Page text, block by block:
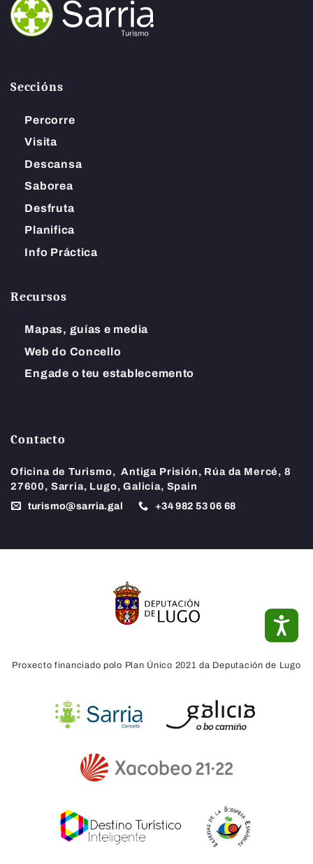
Seccións
Percorre
Visita
Descansa
Saborea
Desfruta
Planifica
Info Práctica
Recursos
Mapas, guías e media
Web do Concello
Engade o teu establecemento
Contacto
Oficina de Turismo, Antiga Prisión, Rúa da Mercé, 8
27600, Sarria, Lugo, Galicia, Spain
turismo@sarria.gal +34982 53 06 68
Proxecto financiado polo Plan Único 2021 da Deputación de Lugo